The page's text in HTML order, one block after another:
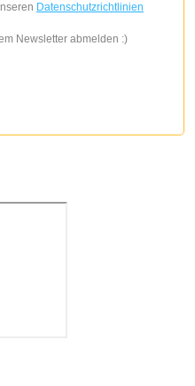
Datenschutzrichtlinien
Newsletter abmelden :)